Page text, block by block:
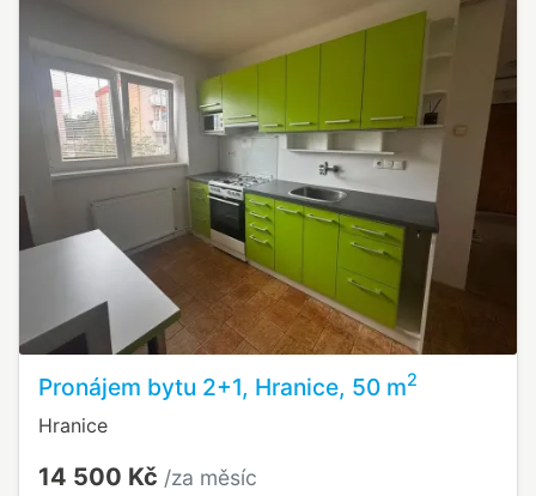
Pronájem bytu 2+1, Hranice, 50 m2
Hranice
14 500 Kč /za měsíc